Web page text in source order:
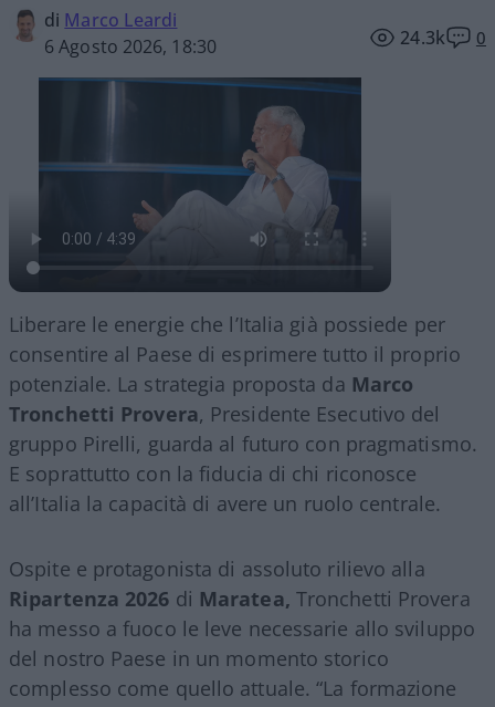
di Marco Leardi
6 Agosto 2026, 18:30
24.3k 0
Liberare le energie che l’Italia già possiede per
consentire al Paese di esprimere tutto il proprio
potenziale. La strategia proposta da Marco
Tronchetti Provera, Presidente Esecutivo del
gruppo Pirelli, guarda al futuro con pragmatismo.
E soprattutto con la fiducia di chi riconosce
all’Italia la capacità di avere un ruolo centrale.
Ospite e protagonista di assoluto rilievo alla
Ripartenza 2026 di Maratea, Tronchetti Provera
ha messo a fuoco le leve necessarie allo sviluppo
del nostro Paese in un momento storico
complesso come quello attuale. “La formazione